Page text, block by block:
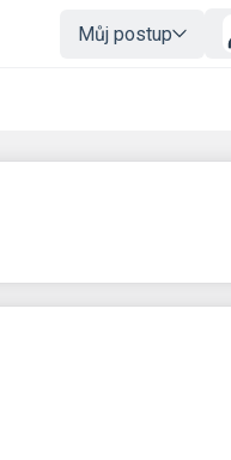
Můj postup